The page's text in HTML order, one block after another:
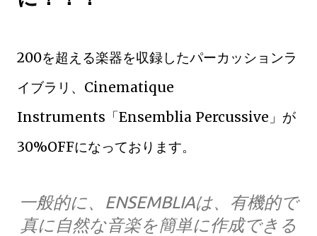
200を超える楽器を収録したパーカッションラ
イブラリ、Cinematique
Instruments「Ensemblia Percussive」が
30%OFFになっております。
一般的に、ENSEMBLIAは、有機的で
真に自然な音楽を簡単に作成できる